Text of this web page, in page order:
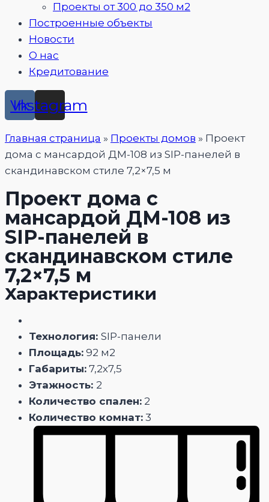
Проекты от 300 до 350 м2
Построенные объекты
Новости
О нас
Кредитование
Vk
Instagram
Главная страница » Проекты домов » Проект
дома с мансардой ДМ-108 из SIP-панелей в
скандинавском стиле 7,2×7,5 м
Проект дома с
мансардой ДМ-108 из
SIP-панелей в
скандинавском стиле
7,2×7,5 м
Характеристики
Технология: SIP-панели
Площадь: 92 м2
Габариты: 7,2х7,5
Этажность: 2
Количество спален: 2
Количество комнат: 3